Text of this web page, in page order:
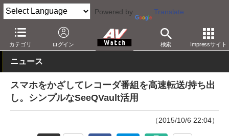
Powered by Translate
カテゴリ ログイン 検索 Impressサイト
AV Watch イベント CEATEC JAPAN 2015
ニュース
スマホをかざしてレコーダ番組を高速転送/持ち出
し。シンプルなSeeQVault活用
（2015/10/6 22:04）